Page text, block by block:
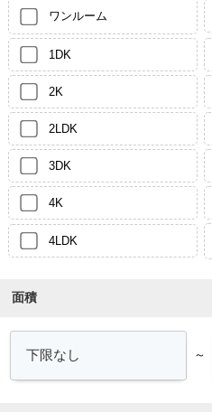
ワンルーム
1DK
2K
2LDK
3DK
4K
4LDK
面積
～